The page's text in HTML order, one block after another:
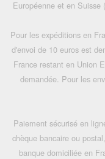
Européenne et en Suisse
Pour les expéditions en
d'envoi de 10 euros est
France restant en Union
demandée. Pour les
Paiement sécurisé en
chèque bancaire ou
banque domiciliée en